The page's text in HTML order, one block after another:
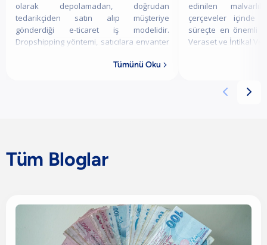
olarak depolamadan, doğrudan
tedarikçiden satın alıp müşteriye
gönderdiği e-ticaret iş modelidir.
Dropshipping yöntemi, satıcılara envanter
Tümünü Oku 
edinilen
çerçeveler içinde
süreçte en önemli
Veraset ve İntikal
 
Tüm Bloglar